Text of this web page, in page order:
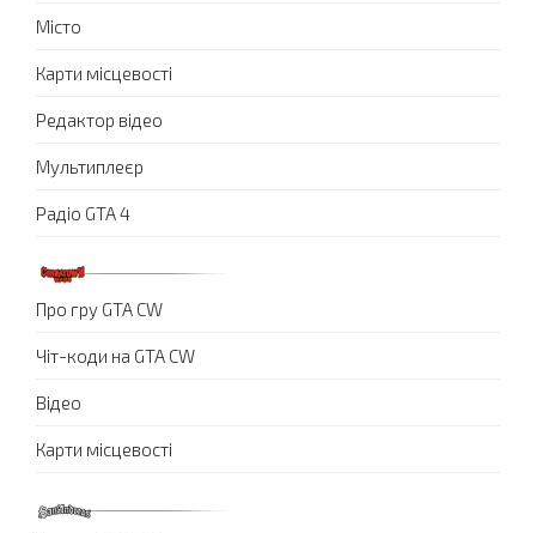
Місто
Карти місцевості
Редактор відео
Мультиплеєр
Радіо GTA 4
Про гру GTA CW
Чіт-коди на GTA CW
Відео
Карти місцевості